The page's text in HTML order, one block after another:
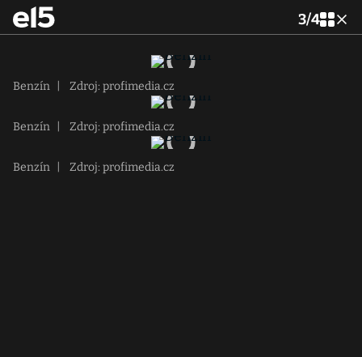
3/4
Benzín Zdroj: profimedia.cz
Benzín Zdroj: profimedia.cz
Benzín Zdroj: profimedia.cz